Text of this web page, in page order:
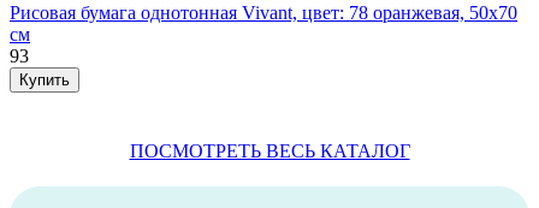
Рисовая бумага однотонная Vivant, цвет: 78 оранжевая, 50х70
см
93
ПОСМОТРЕТЬ ВЕСЬ КАТАЛОГ